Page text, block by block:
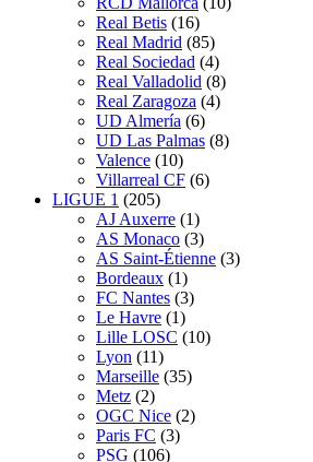
Real Betis (16)
Real Madrid (85)
Real Sociedad (4)
Real Valladolid (8)
Real Zaragoza (4)
UD Almería (6)
UD Las Palmas (8)
Valence (10)
Villarreal CF (6)
LIGUE 1 (205)
AJ Auxerre (1)
AS Monaco (3)
AS Saint-Étienne (3)
Bordeaux (1)
FC Nantes (3)
Le Havre (1)
Lille LOSC (10)
Lyon (11)
Marseille (35)
Metz (2)
OGC Nice (2)
Paris FC (3)
PSG (106)